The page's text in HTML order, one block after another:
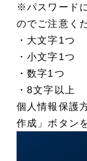
※パスワード
のでご注意く
・大文字1つ
・小文字1つ
・数字1つ
・8文字以上
個人情報保護
作成」ボタン